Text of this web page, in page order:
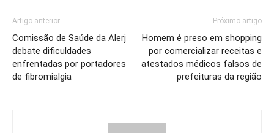
Artigo anterior
Comissão de Saúde da Alerj
debate dificuldades
enfrentadas por portadores
de fibromialgia
Próximo artigo
Homem é preso em shopping
por comercializar receitas e
atestados médicos falsos de
prefeituras da região